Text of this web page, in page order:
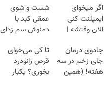
اگر میخوای
ایمپلنت کنی
الان وقتشه |
میلیون تومان!!!
شست و شوی
عمقی کبد با
دمنوش سم زدای
جادوی درمان
جای زخم در سه
هفته! (همین
تا کی می‌خوای
قرص زانودرد
بخوری؟ یکبار